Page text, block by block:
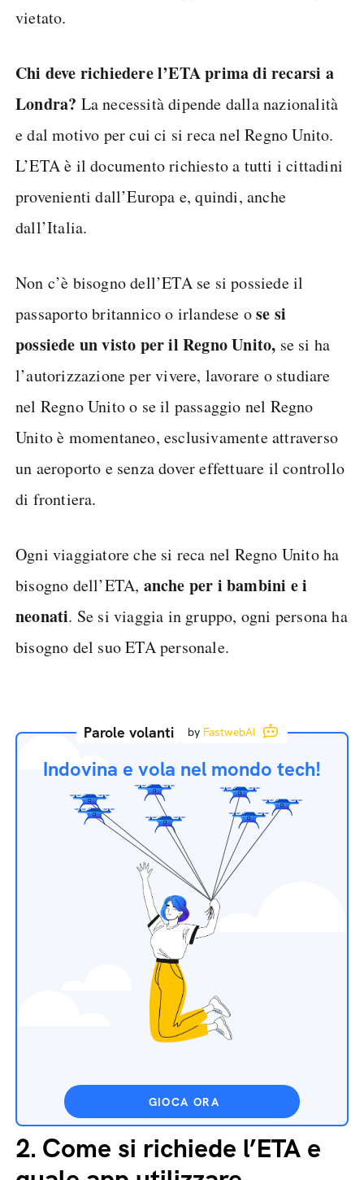
vietato.
Chi deve richiedere l’ETA prima di recarsi a
Londra? La necessità dipende dalla nazionalità
e dal motivo per cui ci si reca nel Regno Unito.
L’ETA è il documento richiesto a tutti i cittadini
provenienti dall’Europa e, quindi, anche
dall’Italia.
Non c’è bisogno dell’ETA se si possiede il
passaporto britannico o irlandese ose si
possiede un visto per il Regno Unito, se si ha
l’autorizzazione per vivere, lavorare o studiare
nel Regno Unito o se il passaggio nel Regno
Unito è momentaneo, esclusivamente attraverso
un aeroporto e senza dover effettuare il controllo
di frontiera.
Ogni viaggiatore che si reca nel Regno Unito ha
bisogno dell’ETA, anche per i bambini e i
neonati. Se si viaggia in gruppo, ogni persona ha
bisogno del suo ETA personale.
Parole volanti by FastwebAI
Indovina e vola nel mondo tech!
GIOCA ORA
2. Come si richiede l’ETA e